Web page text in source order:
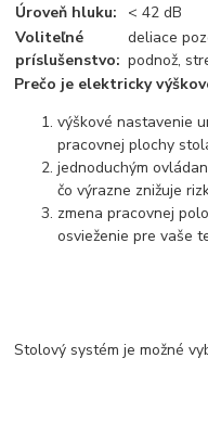
Úroveň hluku:
< 42 dB
Voliteľné
príslušenstvo:
deliace
podnož,
Prečo je elektricky
výškové nastavenie
pracovnej plochy
jednoduchým
čo výrazne znižuje
zmena pracovnej
osvieženie pre vaše
Stolový systém je možné